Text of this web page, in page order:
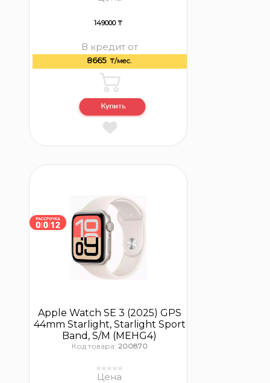
149000 ₸
В кредит от
8665 ₸/мес.
Apple Watch SE 3 (2025) GPS
44mm Starlight, Starlight Sport
Band, S/M (MEHG4)
Код товара: 200870
Цена